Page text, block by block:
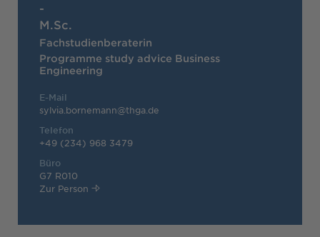
-
M.Sc.
Fachstudienberaterin
Programme study advice Business
Engineering
E-Mail
sylvia.bornemann@thga.de
Telefon
+49 (234) 968 3479
Büro
G7 R010
Zur Person